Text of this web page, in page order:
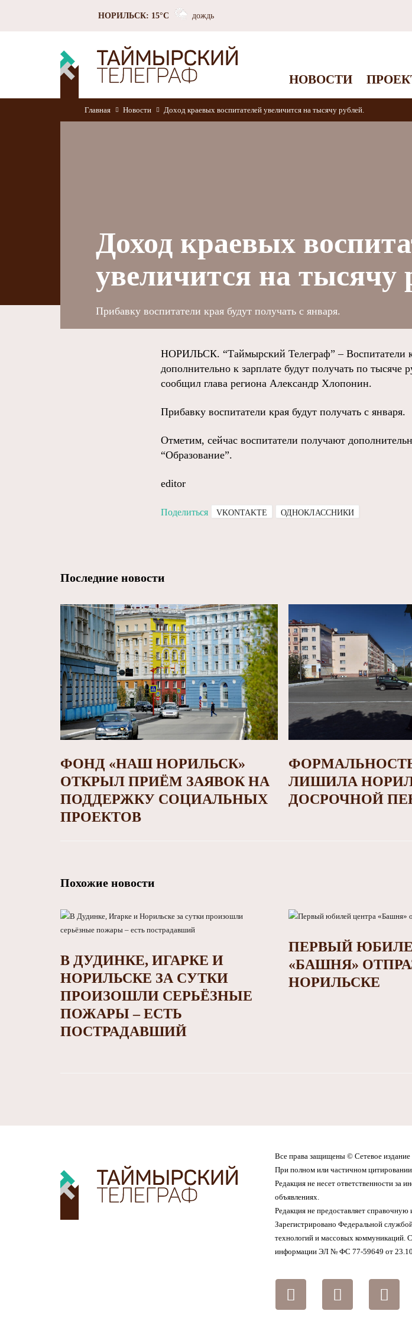
НОРИЛЬСК: 15°C дождь
НОВОСТИ
Главная Новости Доход краевых воспитателей увеличится на тысячу рублей.
Доход краевых
увеличится на тысячу
Прибавку воспитатели края будут получать с января.
НОРИЛЬСК. “Таймырский Телеграф” – Воспитатели
дополнительно к зарплате будут получать по тысяче
сообщил глава региона Александр Хлопонин.
Прибавку воспитатели края будут получать с января.
Отметим, сейчас воспитатели получают
“Образование”.
editor
Поделиться VKONTAKTE ОДНОКЛАССНИКИ
Последние новости
ФОНД «НАШ НОРИЛЬСК»
ОТКРЫЛ ПРИЁМ ЗАЯВОК НА
ПОДДЕРЖКУ СОЦИАЛЬНЫХ
ПРОЕКТОВ
ЛИШИЛА
ДОСРОЧНОЙ
Похожие новости
В ДУДИНКЕ, ИГАРКЕ И
НОРИЛЬСКЕ ЗА СУТКИ
ПРОИЗОШЛИ СЕРЬЁЗНЫЕ
ПОЖАРЫ – ЕСТЬ
ПОСТРАДАВШИЙ
ПЕРВЫЙ
«БАШНЯ»
НОРИЛЬСКЕ
Все права защищены © Сетевое
При полном или частичном
Редакция не несет ответственности
объявлениях.
Редакция не предоставляет
Зарегистрировано Федеральной
технологий и массовых коммуникаций.
информации ЭЛ № ФС 77-59649 от